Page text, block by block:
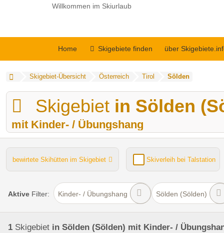
Willkommen im Skiurlaub
Home Skigebiete finden über
Skigebiet-Übersicht Österreich Tirol Sölden
Skigebiet in Sölden
mit Kinder- / Übungshang
bewirtete Skihütten im Skigebiet Skiverleih bei Talstation
Kinder- / Übungshang Lifte gesamt Funpark
Aktive Filter: Kinder- / Übungshang Sölden (Sölden)
1 Skigebiet in Sölden (Sölden) mit Kinder- /